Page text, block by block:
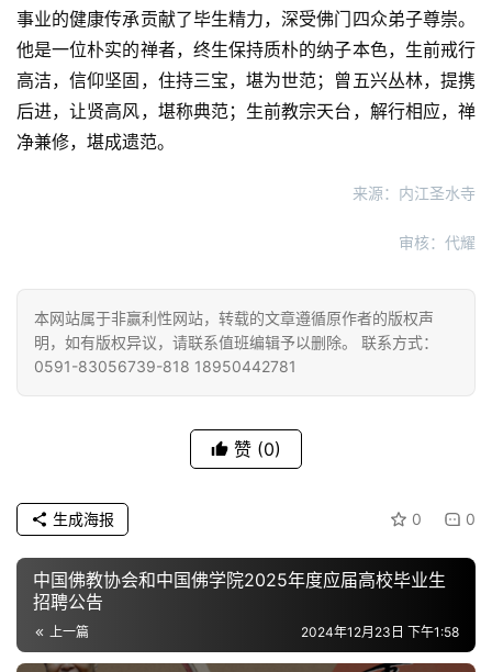
事业的健康传承贡献了毕生精力，深受佛门四众弟子尊崇。
他是一位朴实的禅者，终生保持质朴的纳子本色，生前戒行
高洁，信仰坚固，住持三宝，堪为世范；曾五兴丛林，提携
后进，让贤高风，堪称典范；生前教宗天台，解行相应，禅
净兼修，堪成遗范。
来源：内江圣水寺
审核：代耀
本网站属于非赢利性网站，转载的文章遵循原作者的版权声
明，如有版权异议，请联系值班编辑予以删除。 联系方式：
0591-83056739-818 18950442781
赞 (0)
0 0
生成海报
中国佛教协会和中国佛学院2025年度应届高校毕业生
招聘公告
上一篇 2024年12月23日 下午1:58